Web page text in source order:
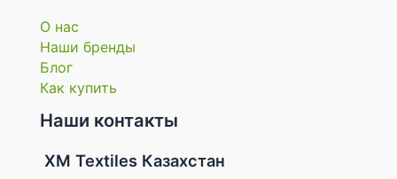
О нас
Наши бренды
Блог
Как купить
Наши контакты
XM Textiles Казахстан